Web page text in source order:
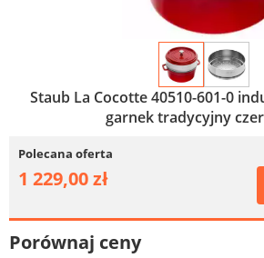
Staub La Cocotte 40510-601-0
garnek tradycyjny
Polecana oferta
1 229,00 zł
Porównaj ceny